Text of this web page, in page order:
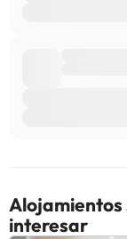
Alojamientos
interesar